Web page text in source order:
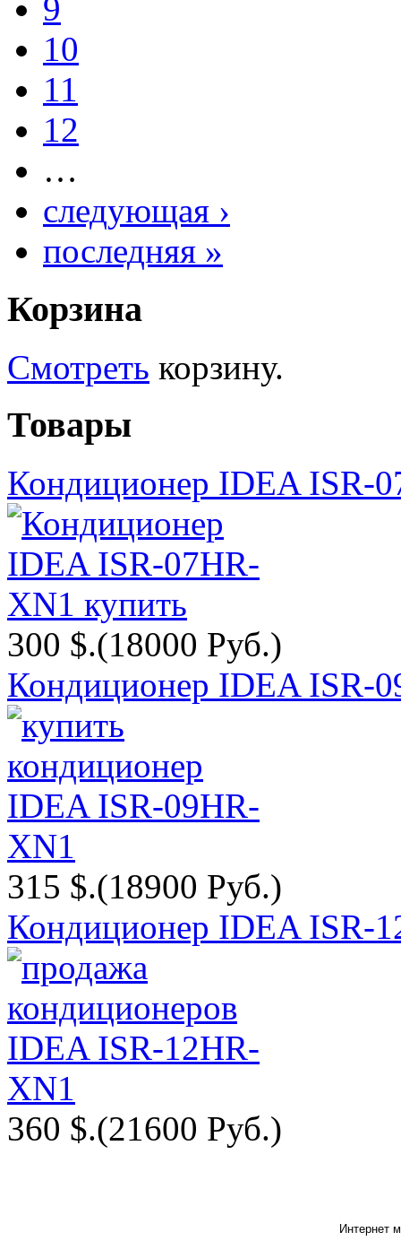
9
10
11
12
…
следующая ›
последняя »
Корзина
Смотреть корзину.
Товары
Кондиционер IDEA ISR-
300 $.(18000 Руб.)
Кондиционер IDEA ISR-
315 $.(18900 Руб.)
Кондиционер IDEA ISR-
360 $.(21600 Руб.)
Интернет